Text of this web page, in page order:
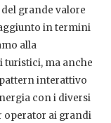
grande valore
in termini
alla
turistici, ma anche
interattivo
con i diversi
operator ai grandi